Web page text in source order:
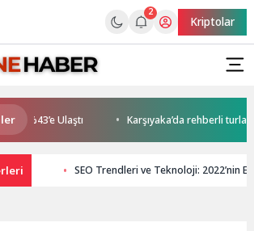
2
Kriptolar
%43’e Ulaştı Karşıyaka’da rehberli turlar
SEO Trendleri ve Teknoloji: 2022’nin